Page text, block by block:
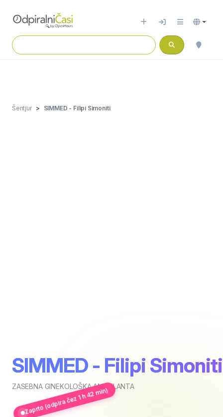
Šentjur SIMMED - Filipi Simoniti
SIMMED - Filipi Simoniti
ZASEBNA GINEKOLOŠKA AMBULANTA
Zaprto (odpira čez 1 h 42 min)